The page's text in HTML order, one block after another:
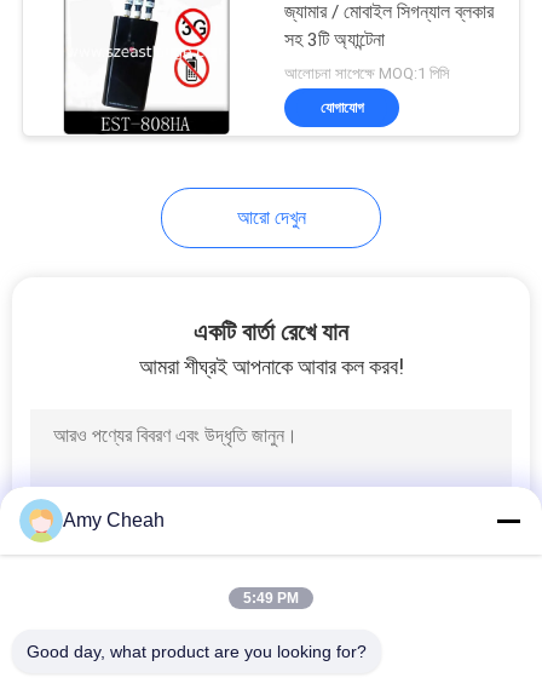
জ্যামার / মোবাইল সিগন্যাল ব্লকার
সহ 3টি অ্যান্টেনা
আলোচনা সাপেক্ষে MOQ:1 পিসি
যোগাযোগ
আরো দেখুন
একটি বার্তা রেখে যান
আমরা শীঘ্রই আপনাকে আবার কল করব!
Amy Cheah
5:49 PM
Good day, what product are you looking for?